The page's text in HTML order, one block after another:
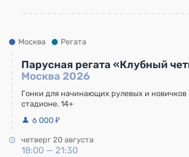
Москва Регата
Парусная регата «Клубный
Москва 2026
Гонки для начинающих рулевых и
стадионе. 14+
6 000 ₽
четверг 20 августа
18:00 — 21:30